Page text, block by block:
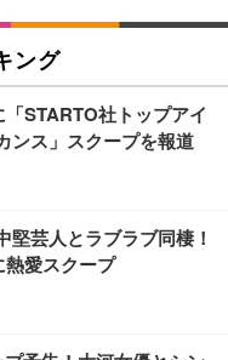
ング
STARTO社トップアイ
ンス」スクープを報道
堅芸人とラブラブ同棲！
熱愛スクープ